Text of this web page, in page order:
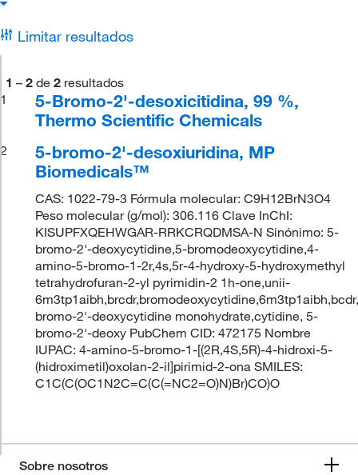
Limitar resultados
1 – 2 de 2 resultados
1
5-Bromo-2'-desoxicitidina, 99 %,
Thermo Scientific Chemicals
2
5-bromo-2'-desoxiuridina, MP
Biomedicals™
CAS: 1022-79-3 Fórmula molecular: C9H12BrN3O4
Peso molecular (g/mol): 306.116 Clave InChI:
KISUPFXQEHWGAR-RRKCRQDMSA-N Sinónimo: 5-
bromo-2'-deoxycytidine,5-bromodeoxycytidine,4-
amino-5-bromo-1-2r,4s,5r-4-hydroxy-5-hydroxymethyl
tetrahydrofuran-2-yl pyrimidin-2 1h-one,unii-
bromo-2'-deoxycytidine monohydrate,cytidine, 5-
bromo-2'-deoxy PubChem CID: 472175 Nombre
IUPAC: 4-amino-5-bromo-1-[(2R,4S,5R)-4-hidroxi-5-
(hidroximetil)oxolan-2-il]pirimid-2-ona SMILES:
C1C(C(OC1N2C=C(C(=NC2=O)N)Br)CO)O
Sobre nosotros